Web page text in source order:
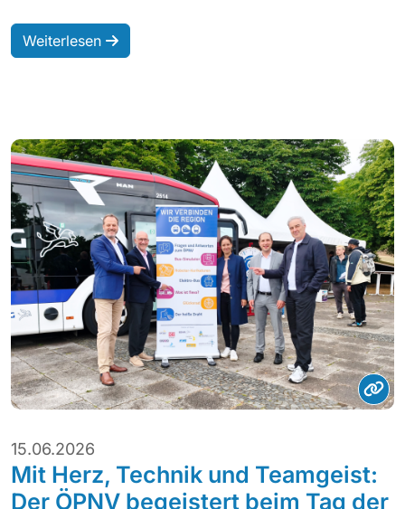
Weiterlesen
15.06.2026
Mit Herz, Technik und Teamgeist:
Der ÖPNV begeistert beim Tag der